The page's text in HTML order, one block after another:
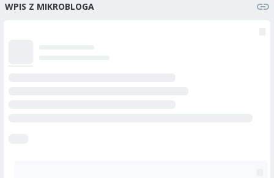
WPIS Z MIKROBLOGA